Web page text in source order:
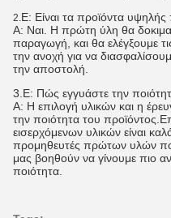
2.Ε: Είναι τα προϊόντα υψηλής
Α: Ναι. Η πρώτη ύλη θα
παραγωγή, και θα ελέγξουμε
την ανοχή για να
την αποστολή.
3. Ε: Πώς εγγυάστε την
Α: Η επιλογή υλικών και η
την ποιότητα του
εισερχόμενων υλικών είναι
προμηθευτές πρώτων υλών
μας βοηθούν να γίνουμε πιο
ποιότητα.